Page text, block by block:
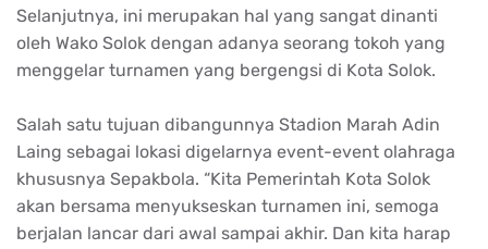
Selanjutnya, ini merupakan hal yang sangat dinanti
oleh Wako Solok dengan adanya seorang tokoh yang
menggelar turnamen yang bergengsi di Kota Solok.
Salah satu tujuan dibangunnya Stadion Marah Adin
Laing sebagai lokasi digelarnya event-event olahraga
khususnya Sepakbola. “Kita Pemerintah Kota Solok
akan bersama menyukseskan turnamen ini, semoga
berjalan lancar dari awal sampai akhir. Dan kita harap